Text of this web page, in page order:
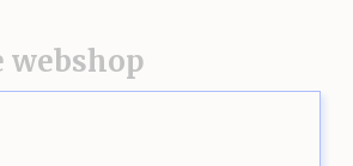
webshop